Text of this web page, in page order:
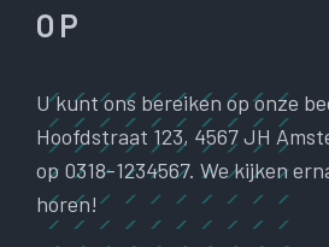
OP
U kunt ons bereiken op onze
Hoofdstraat 123, 4567 JH
op 0318-1234567. We kijken
horen!